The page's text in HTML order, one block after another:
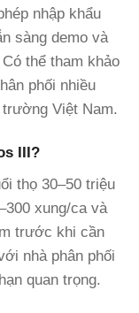
nhập khẩu
sàng demo và
thể tham khảo
phối nhiều
Việt Nam.
III?
thọ 30–50 triệu
xung/ca và
trước khi cần
nhà phân phối
quan trọng.